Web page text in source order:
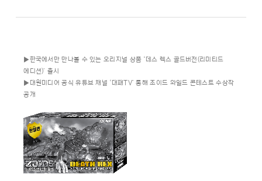
▶한국에서만 만나볼 수 있는 오리지널 상품 ‘데스 렉스 골드버전(리미티드
에디션)’ 출시
▶대원미디어 공식 유튜브 채널 ‘대패TV’ 통해 조이드 와일드 콘테스트 수상작
공개